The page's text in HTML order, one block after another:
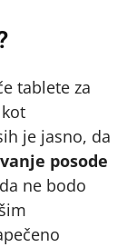
tablete za
je jasno, da
posode
ne bodo